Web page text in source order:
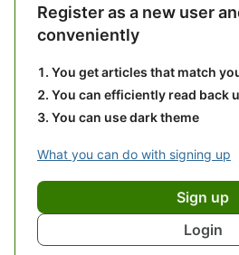
Register as a new user
conveniently
You get articles that match
You can efficiently read back
You can use dark theme
What you can do with signing up
Sign up
Login